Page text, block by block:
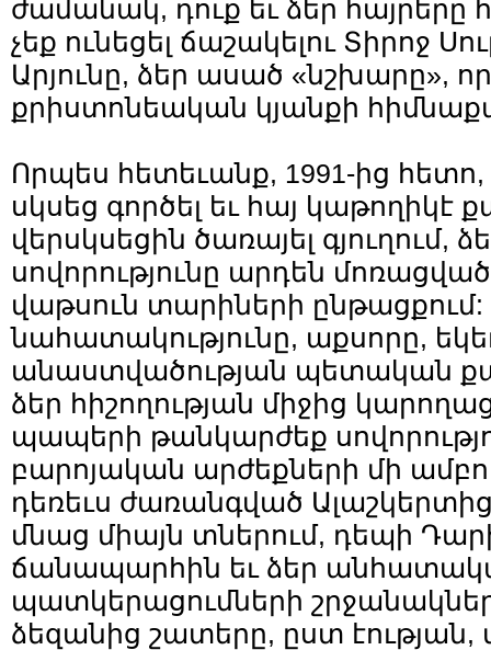
ժամանակ, դուք եւ ձեր հայրերը
չեք ունեցել ճաշակելու Տիրոջ
Արյունը, ձեր ասած «նշխարը»,
քրիստոնեական կյանքի
Որպես հետեւանք, 1991-ից հետո,
սկսեց գործել եւ հայ կաթողիկէ
վերսկսեցին ծառայել
սովորությունը արդեն
վաթսուն տարիների
նահատակությունը, աքսորը,
անաստվածության պետական
ձեր հիշողության միջից
պապերի թանկարժեք
բարոյական արժեքների մի
դեռեւս ժառանգված
մնաց միայն տներում, դեպի
ճանապարհին եւ ձեր
պատկերացումների
ձեզանից շատերը, ըստ էության,